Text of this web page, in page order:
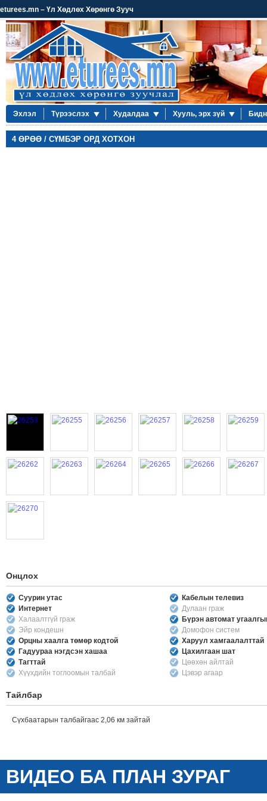
eturees.mn – Үл Хөдлөх Хөрөнгө Зууч
Эхлэл Түрээслэх Худалдаа Хууль, эрх зүй
4 ӨРӨӨ / СҮМБЭР ОРД ХОТХОН
Онцлох
Суурин утас
Кабелын телевиз
Интернет
Дулаан граж
Халаалтгүй граж
Бүрэн автомат
Эйр кондешн
Домофон систем
Орцны хаалга төмөр кодтой
Харуул хамгаалалттай
Гадуураа нэгдсэн хашаа
Цахилгаан шат
Тагттай
Цөөхөн айлтай
Хүүхдийн тоглоомын талбай
Цэвэр агаар
Тайлбар
Сүхбаатарын талбайгаас 2,06 км зайтай
ВИДЕО БА ПЛАН ЗУРАГ